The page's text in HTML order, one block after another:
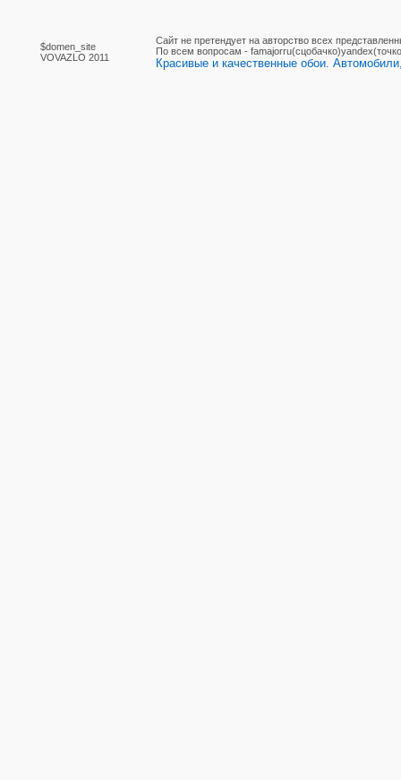
$domen_site
VOVAZLO 2011
Сайт не претендует на авторство всех
По вcем вопросам -
Красивые и качественные обои.